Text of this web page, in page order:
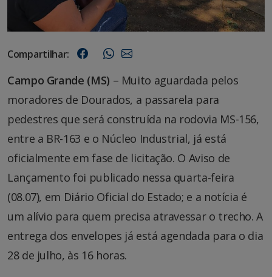
Compartilhar:
Campo Grande (MS) – Muito aguardada pelos
moradores de Dourados, a passarela para
pedestres que será construída na rodovia MS-156,
entre a BR-163 e o Núcleo Industrial, já está
oficialmente em fase de licitação. O Aviso de
Lançamento foi publicado nessa quarta-feira
(08.07), em Diário Oficial do Estado; e a notícia é
um alívio para quem precisa atravessar o trecho. A
entrega dos envelopes já está agendada para o dia
28 de julho, às 16 horas.